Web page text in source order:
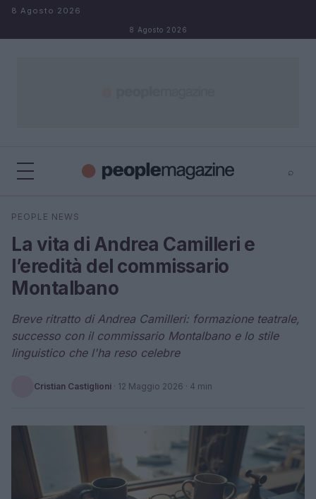
Salta al contenuto
8 Agosto 2026
8 Agosto 2026
⌕
Cerca
PEOPLE NEWS
La vita di Andrea Camilleri e
l’eredità del commissario
Montalbano
Breve ritratto di Andrea Camilleri: formazione teatrale,
successo con il commissario Montalbano e lo stile
linguistico che l'ha reso celebre
Cristian Castiglioni · 12 Maggio 2026 · 4 min